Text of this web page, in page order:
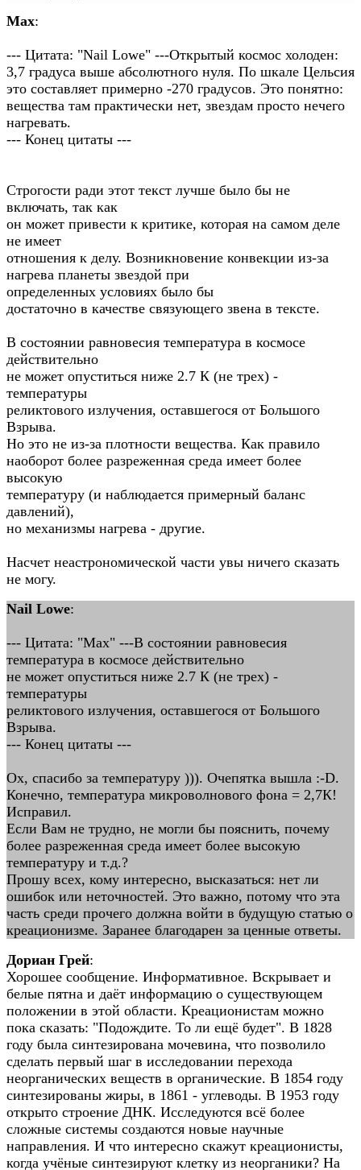
Max:
--- Цитата: "Nail Lowe" ---Открытый космос холоден:
3,7 градуса выше абсолютного нуля. По шкале Цельсия
это составляет примерно -270 градусов. Это понятно:
вещества там практически нет, звездам просто нечего
нагревать.
--- Конец цитаты ---
Строгости ради этот текст лучше было бы не
включать, так как
он может привести к критике, которая на самом деле
не имеет
отношения к делу. Возникновение конвекции из-за
нагрева планеты звездой при
определенных условиях было бы
достаточно в качестве связующего звена в тексте.
В состоянии равновесия температура в космосе
действительно
не может опуститься ниже 2.7 К (не трех) -
температуры
реликтового излучения, оставшегося от Большого
Взрыва.
Но это не из-за плотности вещества. Как правило
наоборот более разреженная среда имеет более
высокую
температуру (и наблюдается примерный баланс
давлений),
но механизмы нагрева - другие.
Насчет неастрономической части увы ничего сказать
не могу.
Nail Lowe:
--- Цитата: "Max" ---В состоянии равновесия
температура в космосе действительно
не может опуститься ниже 2.7 К (не трех) -
температуры
реликтового излучения, оставшегося от Большого
Взрыва.
--- Конец цитаты ---
Ох, спасибо за температуру ))). Очепятка вышла :-D.
Конечно, температура микроволнового фона = 2,7К!
Исправил.
Если Вам не трудно, не могли бы пояснить, почему
более разреженная среда имеет более высокую
температуру и т.д.?
Прошу всех, кому интересно, высказаться: нет ли
ошибок или неточностей. Это важно, потому что эта
часть среди прочего должна войти в будущую статью о
креационизме. Заранее благодарен за ценные ответы.
Дориан Грей:
Хорошее сообщение. Информативное. Вскрывает и
белые пятна и даёт информацию о существующем
положении в этой области. Креационистам можно
пока сказать: "Подождите. То ли ещё будет". В 1828
году была синтезирована мочевина, что позволило
сделать первый шаг в исследовании перехода
неорганических веществ в органические. В 1854 году
синтезированы жиры, в 1861 - углеводы. В 1953 году
открыто строение ДНК. Исследуются всё более
сложные системы создаются новые научные
направления. И что интересно скажут креационисты,
когда учёные синтезируют клетку из неорганики? На